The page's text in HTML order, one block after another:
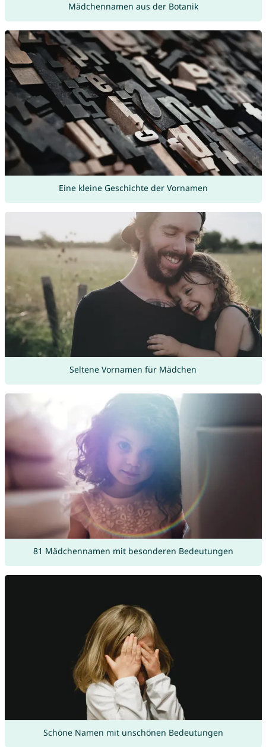
Mädchennamen aus der Botanik
Eine kleine Geschichte der Vornamen
Seltene Vornamen für Mädchen
81 Mädchennamen mit besonderen Bedeutungen
Schöne Namen mit unschönen Bedeutungen